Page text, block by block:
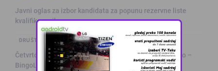
Javni oglas za izbor kandidata za popunu rezervne liste
kvalifikovanih …
DRUŠTVO I POLITIKA
Četvrto ljeto zaredom Trg slobode postaje Naše mjesto –
BingoL …